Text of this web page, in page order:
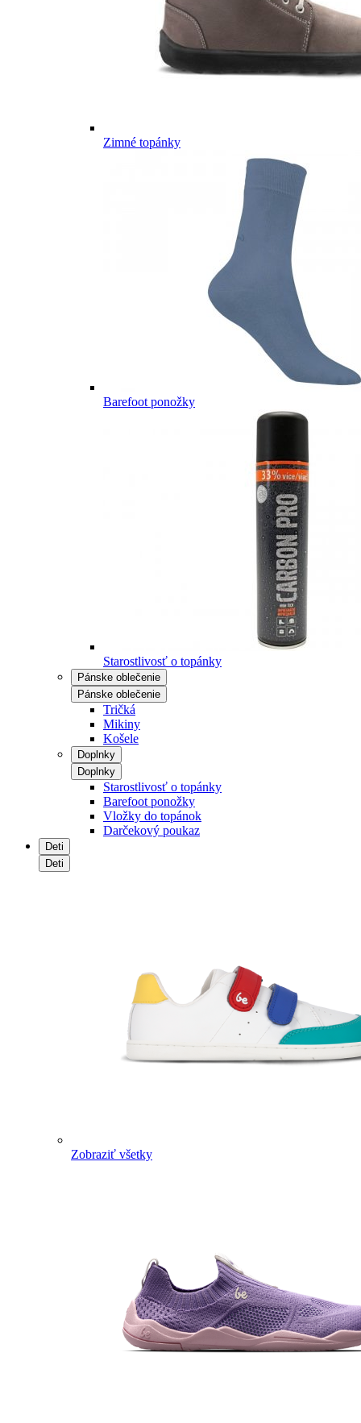
Zimné topánky
Barefoot ponožky
Starostlivosť o topánky
Pánske oblečenie
Pánske oblečenie
Tričká
Mikiny
Košele
Doplnky
Doplnky
Starostlivosť o topánky
Barefoot ponožky
Vložky do topánok
Darčekový poukaz
Deti
Deti
Zobraziť všetky